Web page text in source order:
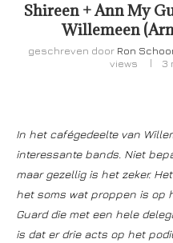
Shireen + Ann My
Willemeen
geschreven door Ron
views
3
In het cafégedeelte van
interessante bands. Niet
maar gezellig is het zeker.
het soms wat proppen is op
Guard die met een hele
is dat er drie acts op het